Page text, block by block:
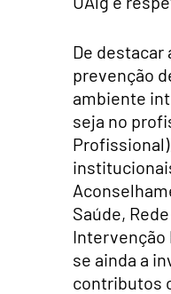
De
prevenção
ambiente
seja no
Saúde,
Intervenção
se ainda a
contributos